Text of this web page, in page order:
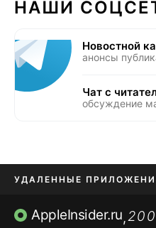
НАШИ
Новостной
анонсы
Чат с
обсуждение
УДАЛЕННЫЕ
ПРИЛОЖЕНИЯ БЕЗ APP
AppleInsider.ru,